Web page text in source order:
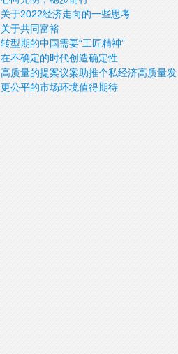
关于2022经济走向的一些思考
关于共同富裕
转型期的中国需要“工匠精神”
在不确定的时代创造确定性
高质量的提案议案助推个私经济高质量发
展
更公平的市场环境值得期待